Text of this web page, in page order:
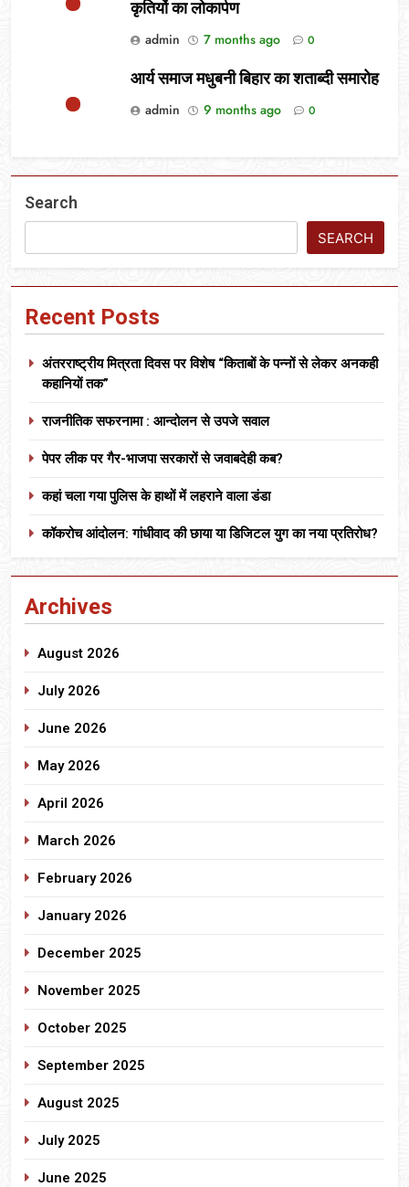
कृतियों का लोकार्पण
admin
7 months ago 0
आर्य समाज मधुबनी बिहार का शताब्दी समारोह
admin
9 months ago 0
Search
SEARCH
Recent Posts
अंतरराष्ट्रीय मित्रता दिवस पर विशेष “किताबों के पन्नों से लेकर अनकही
कहानियों तक”
राजनीतिक सफरनामा : आन्दोलन से उपजे सवाल
पेपर लीक पर गैर-भाजपा सरकारों से जवाबदेही कब?
कहां चला गया पुलिस के हाथों में लहराने वाला डंडा
कॉकरोच आंदोलन: गांधीवाद की छाया या डिजिटल युग का नया प्रतिरोध?
Archives
August 2026
July 2026
June 2026
May 2026
April 2026
March 2026
February 2026
January 2026
December 2025
November 2025
October 2025
September 2025
August 2025
July 2025
June 2025